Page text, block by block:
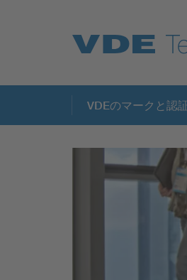
Key Topics
VDEのマークと認